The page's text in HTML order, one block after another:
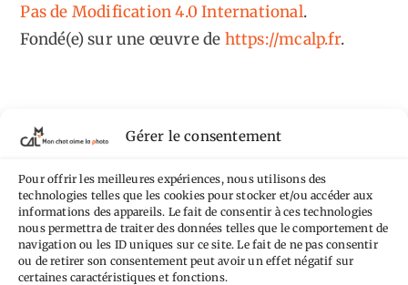
Gérer le consentement
Pour offrir les meilleures expériences, nous utilisons des
technologies telles que les cookies pour stocker et/ou accéder aux
informations des appareils. Le fait de consentir à ces technologies
nous permettra de traiter des données telles que le comportement de
navigation ou les ID uniques sur ce site. Le fait de ne pas consentir
ou de retirer son consentement peut avoir un effet négatif sur
certaines caractéristiques et fonctions.
Pas de Modification 4.0 International.
Fondé(e) sur une œuvre de https://mcalp.fr.
Ailleurs Aimez-vous bordelAllemagne Andorre
Anti tourismeBarBelgiqueBurgerChat
perchéCircuitDanemark